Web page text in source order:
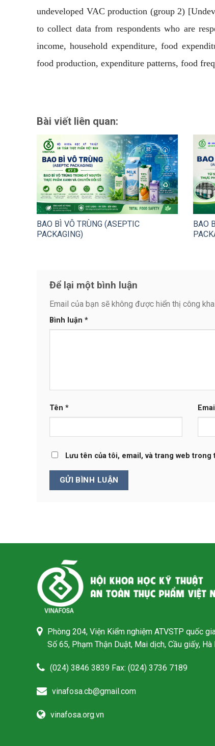
undeveloped VAC production (group 2)
to collect data from respondents who are
income, household expenditure, food
food production, expenditure patterns, food
Bài viết liên quan:
BAO BÌ VÔ TRÙNG (ASEPTIC
PACKAGING)
BAO
Để lại một bình luận
Email của bạn sẽ không được hiển thị công
Bình luận *
Tên *
Lưu tên của tôi, email, và trang web
Phòng 204, Viện Kiểm nghiệm ATVSTP quốc
Số 65, Phạm Thận Duật, Mai dịch, Cầu giấy, Hà
(024) 3846 3839 Fax: (024) 3736 7189
vinafosa.cb@gmail.com
vinafosa.org.vn